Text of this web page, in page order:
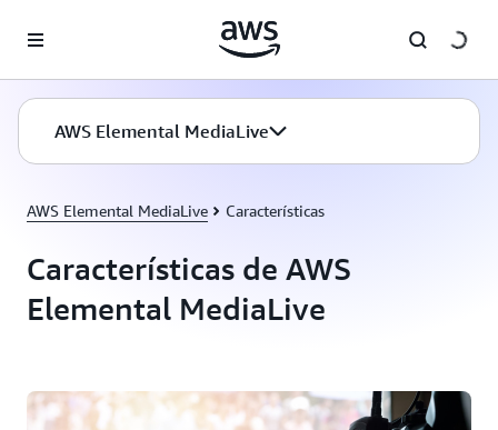
AWS Elemental MediaLive
AWS Elemental MediaLive Características
Características de AWS
Elemental MediaLive